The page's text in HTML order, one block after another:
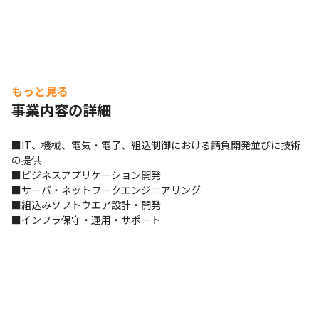
もっと見る
事業内容の詳細
■IT、機械、電気・電子、組込制御における請負開発並びに技術
の提供
■ビジネスアプリケーション開発
■サーバ・ネットワークエンジニアリング
■組込みソフトウエア設計・開発
■インフラ保守・運用・サポート